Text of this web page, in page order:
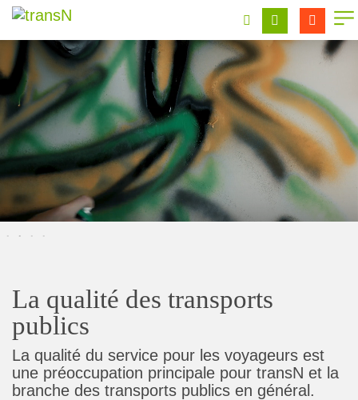
La qualité des transports
publics
La qualité du service pour les voyageurs est
une préoccupation principale pour transN et la
branche des transports publics en général.